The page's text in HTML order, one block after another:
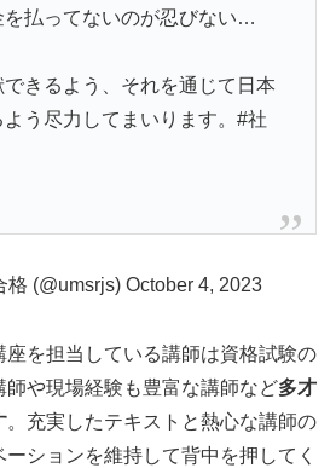
を払ってないのが忍びない…
きるよう、それを通じて日本
う尽力してまいります。#社
(@umsrjs) October 4, 2023
座を担当している講師は資格試験の
師や現場経験も豊富な講師など多才
。充実したテキストと熱心な講師の
ションを維持して背中を押してく